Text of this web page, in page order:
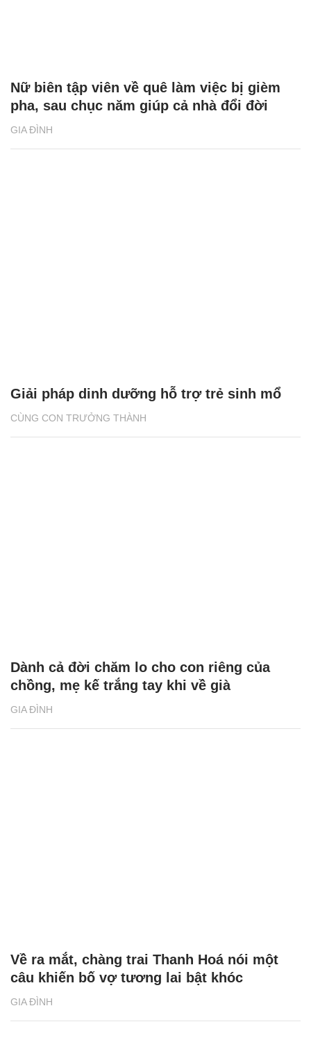
GIA ĐÌNH
Nữ biên tập viên về quê làm việc bị gièm
pha, sau chục năm giúp cả nhà đổi đời
CÙNG CON TRƯỞNG THÀNH
Giải pháp dinh dưỡng hỗ trợ trẻ sinh mổ
GIA ĐÌNH
Dành cả đời chăm lo cho con riêng của
chồng, mẹ kế trắng tay khi về già
GIA ĐÌNH
Về ra mắt, chàng trai Thanh Hoá nói một
câu khiến bố vợ tương lai bật khóc